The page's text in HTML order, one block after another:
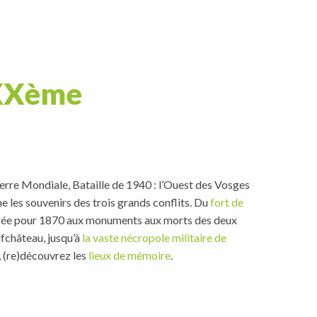
Mondiale, Bataille de 1940 : l’Ouest des Vosges
les souvenirs des trois grands conflits. Dufort de
pour 1870 aux monuments aux morts des deux
jusqu’à la vaste nécropole militaire de
(re)découvrez les lieux de mémoire.